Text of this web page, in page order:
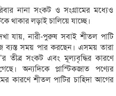
নানা সংকট ও সংগ্রামের মধ্যেও
থাকার লড়াই চালিয়ে যাচ্ছে।
যায়, নারী-পুরুষ সবাই শীতল পাটি
ব্যস্ত সময় পার করছেন। এসময় তারা
তীব্র সংকট এবং মূল্যবৃদ্ধির কারণে
অন্যদিকে প্লাস্টিকজাত পণ্যের
কারণে শীতল পাটির চাহিদা আগের